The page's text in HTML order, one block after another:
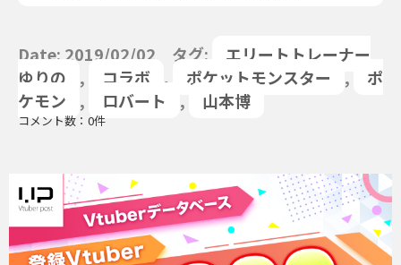
Date: 2019/02/02 タグ:
エリートトレーナー
ゆりの
, コラボ , ポケットモンスター ,
ポ
ケモン
, ロバート , 山本博
コメント数：0件